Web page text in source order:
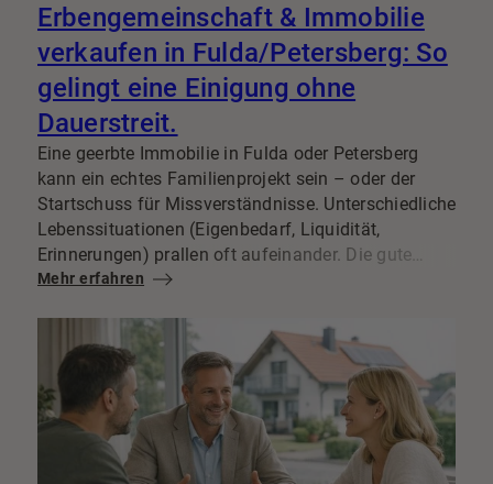
Erbengemeinschaft & Immobilie
verkaufen in Fulda/Petersberg: So
gelingt eine Einigung ohne
Dauerstreit.
Eine geerbte Immobilie in Fulda oder Petersberg
kann ein echtes Familienprojekt sein – oder der
Startschuss für Missverständnisse. Unterschiedliche
Lebenssituationen (Eigenbedarf, Liquidität,
Erinnerungen) prallen oft aufeinander. Die gute
Nachricht: Mit klaren Regeln, transparenter
Vorgehensweise lässt sich derImmobilienverkauf
aus der Erbengemeinschaftin vielen Fällen fair und
zügig organisieren.
Mehr erfahren